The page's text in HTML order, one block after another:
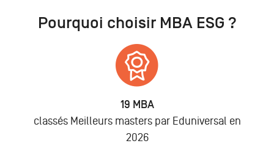
Pourquoi choisir MBA ESG ?
19 MBA
classés Meilleurs masters par Eduniversal en
2026